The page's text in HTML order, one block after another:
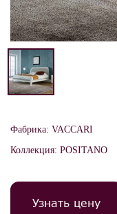
Фабрика: VACCARI
Коллекция: POSITANO
Узнать цену